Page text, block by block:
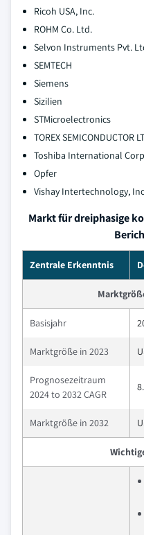
Ricoh USA, Inc.
ROHM Co. Ltd.
Selvon Instruments Pvt.
SEMTECH
Siemens
Sizilien
STMicroelectronics
TOREX SEMICONDUCTOR
Toshiba International
Opfer
Vishay Intertechnology,
Markt für dreiphasige
Zentrale Erkenntnis
Basisjahr
Marktgröße in 2023
Prognosezeitraum
2024 to 2032 CAGR
Marktgröße in 2032